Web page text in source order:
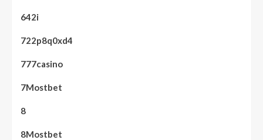
642i
722p8q0xd4
777casino
7Mostbet
8
8Mostbet